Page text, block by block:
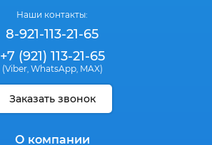
Наши контакты:
8-921-113-21-65
+7 (921) 113-21-65
(Viber, WhatsApp, MAX)
Заказать звонок
О компании